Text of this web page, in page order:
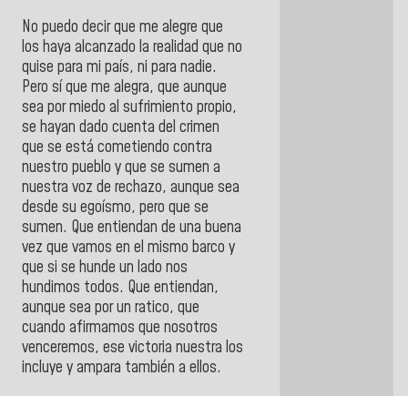
No puedo decir que me alegre que
los haya alcanzado la realidad que no
quise para mi país, ni para nadie.
Pero sí que me alegra, que aunque
sea por miedo al sufrimiento propio,
se hayan dado cuenta del crimen
que se está cometiendo contra
nuestro pueblo y que se sumen a
nuestra voz de rechazo, aunque sea
desde su egoísmo, pero que se
sumen. Que entiendan de una buena
vez que vamos en el mismo barco y
que si se hunde un lado nos
hundimos todos. Que entiendan,
aunque sea por un ratico, que
cuando afirmamos que nosotros
venceremos, ese victoria nuestra los
incluye y ampara también a ellos.